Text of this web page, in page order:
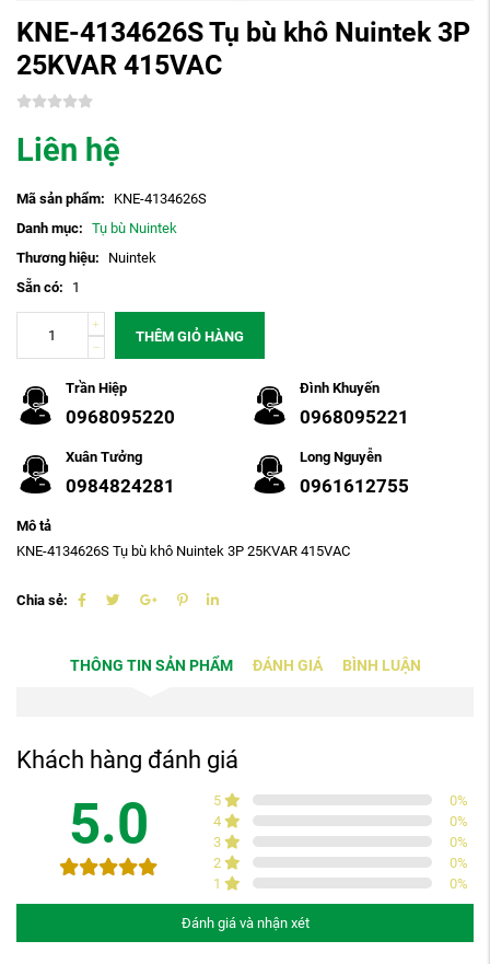
KNE-4134626S Tụ bù khô Nuintek 3P
25KVAR 415VAC
Liên hệ
Mã sản phẩm:
KNE-4134626S
Danh mục: Tụ bù Nuintek
Thương hiệu:
Nuintek
Sẵn có:
1
THÊM GIỎ HÀNG
Trần Hiệp
0968095220
Đình Khuyến
0968095221
Xuân Tưởng
0984824281
Long Nguyễn
0961612755
Mô tả
KNE-4134626S Tụ bù khô Nuintek 3P 25KVAR 415VAC
Chia sẻ:
THÔNG TIN SẢN PHẨM ĐÁNH GIÁ BÌNH LUẬN
Khách hàng đánh giá
5.0 5 0%
4
0%
3
0%
2
0%
1
0%
Đánh giá và nhận xét